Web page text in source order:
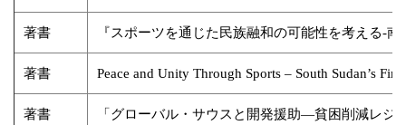
著書 『スポーツを通じた民族融和の可能性を考える-
著書 Peace and Unity Through Sports – South Sudan’s
著書 「グローバル・サウスと開発援助―貧困削減レ